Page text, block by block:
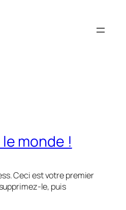
monde !
Ceci est votre premier
le, puis